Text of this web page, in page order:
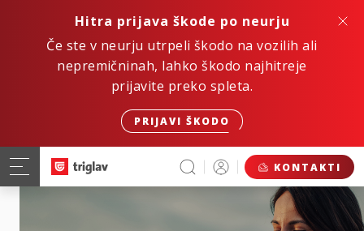
Hitra prijava škode po neurju
Če ste v neurju utrpeli škodo na vozilih ali
nepremičninah, lahko škodo najhitreje
prijavite preko spleta.
PRIJAVI ŠKODO
KONTAKTI